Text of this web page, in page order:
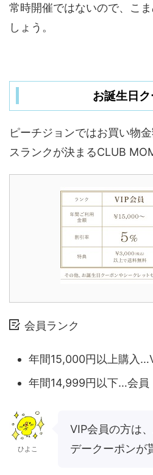
常時開催ではないので、こ
しょう。
お誕生日
ピーチジョンではお買い物
スランクが決まるCLUB
会員ランク
年間15,000円以上購入
年間14,999円以下…会員
ひよこ
VIP会員の方は
デークーポンが